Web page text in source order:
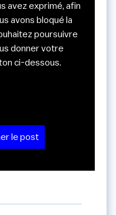
avez exprimé, afin
avons bloqué la
poursuivre
donner votre
ci-dessous.
le post